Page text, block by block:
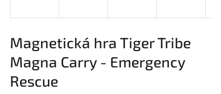
Magnetická hra Tiger Tribe
Magna Carry - Emergency
Rescue
í
t
?